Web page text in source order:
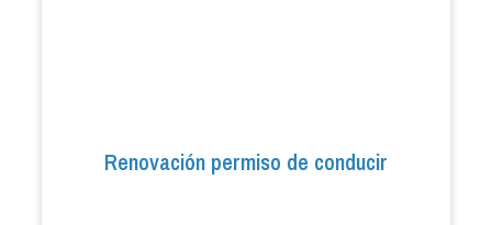
Renovación permiso de conducir